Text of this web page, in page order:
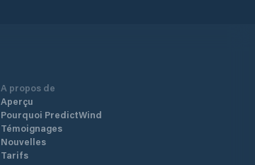
A propos de
Aperçu
Pourquoi PredictWind
Témoignages
Nouvelles
Tarifs